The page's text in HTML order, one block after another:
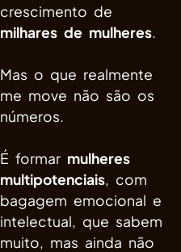
crescimento de
milhares de mulheres.
Mas o que realmente
me move não são os
números.
É formar mulheres
multipotenciais, com
bagagem emocional e
intelectual, que sabem
muito, mas ainda não